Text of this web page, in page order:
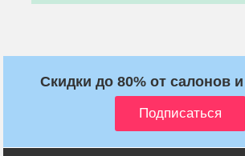
Скидки до 80% от салонов